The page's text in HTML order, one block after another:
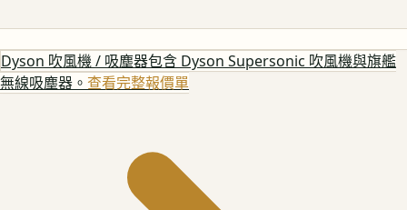
Dyson 吹風機 / 吸塵器包含 Dyson Supersonic 吹風機與旗艦
無線吸塵器。 查看完整報價單